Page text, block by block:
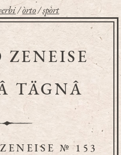
/òrto/spòrt
TÄGNÂ
№ 153